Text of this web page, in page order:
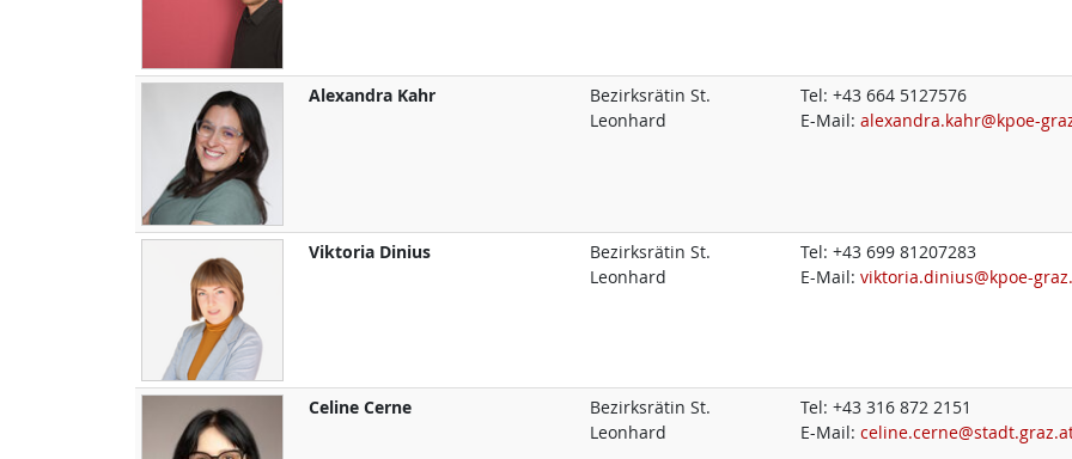
Alexandra Kahr
Bezirksrätin St.
Leonhard
Tel:+43 664 5127576
E-Mail:alexandra.kahr@kpoe-
Viktoria Dinius
Bezirksrätin St.
Leonhard
Tel:+43 699 81207283
E-Mail:viktoria.dinius@kpoe-
Celine Cerne
Bezirksrätin St.
Leonhard
Tel:+43 316 872 2151
E-Mail: